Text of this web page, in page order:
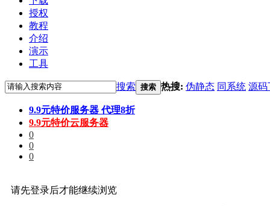
授权
教程
介绍
演示
工具
搜索 搜索 热搜: 伪静态 同系统 源码
9.9元特价服务器 代理8折
9.9元特价云服务器
0
0
0
请先登录后才能继续浏览